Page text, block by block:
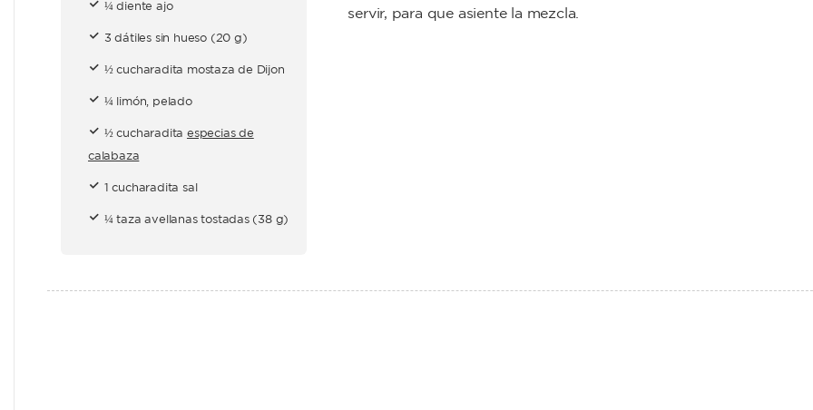
¼ diente ajo
3 dátiles sin hueso (20 g)
½ cucharadita mostaza de Dijon
¼ limón, pelado
½ cucharadita especias de
calabaza
1 cucharadita sal
¼ taza avellanas tostadas (38 g)
servir, para que asiente la mezcla.